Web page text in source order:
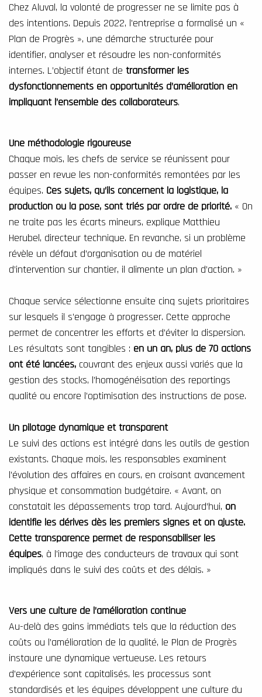
Chez Aluval, la volonté de progresser ne se limite pas à
des intentions. Depuis 2022, l’entreprise a formalisé un «
Plan de Progrès », une démarche structurée pour
identifier, analyser et résoudre les non-conformités
internes. L’objectif étant de transformer les
dysfonctionnements en opportunités d’amélioration en
impliquant l’ensemble des collaborateurs.
Une méthodologie rigoureuse
Chaque mois, les chefs de service se réunissent pour
passer en revue les non-conformités remontées par les
équipes. Ces sujets, qu’ils concernent la logistique, la
production ou la pose, sont triés par ordre de priorité. « On
ne traite pas les écarts mineurs, explique Matthieu
Herubel, directeur technique. En revanche, si un problème
révèle un défaut d’organisation ou de matériel
d’intervention sur chantier, il alimente un plan d’action. »
Chaque service sélectionne ensuite cinq sujets prioritaires
sur lesquels il s’engage à progresser. Cette approche
permet de concentrer les efforts et d’éviter la dispersion.
Les résultats sont tangibles : en un an, plus de 70 actions
ont été lancées, couvrant des enjeux aussi variés que la
gestion des stocks, l’homogénéisation des reportings
qualité ou encore l’optimisation des instructions de pose.
Un pilotage dynamique et transparent
Le suivi des actions est intégré dans les outils de gestion
existants. Chaque mois, les responsables examinent
l’évolution des affaires en cours, en croisant avancement
physique et consommation budgétaire. « Avant, on
constatait les dépassements trop tard. Aujourd’hui, on
identifie les dérives dès les premiers signes et on ajuste.
Cette transparence permet de responsabiliser les
équipes, à l’image des conducteurs de travaux qui sont
impliqués dans le suivi des coûts et des délais. »
Vers une culture de l’amélioration continue
Au-delà des gains immédiats tels que la réduction des
coûts ou l’amélioration de la qualité, le Plan de Progrès
instaure une dynamique vertueuse. Les retours
d’expérience sont capitalisés, les processus sont
standardisés et les équipes développent une culture du